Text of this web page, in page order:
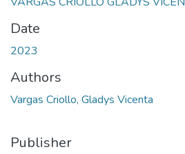
Date
2023
Authors
Vargas Criollo, Gladys Vicenta
Publisher